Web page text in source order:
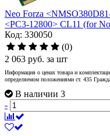
Neo Forza
<PC3-12800> CL11 (for
Код: 330050
(0)
2 063 руб. за шт
Информация о ценах товара и
определяемом положениями ст. 435
В наличии 3
-